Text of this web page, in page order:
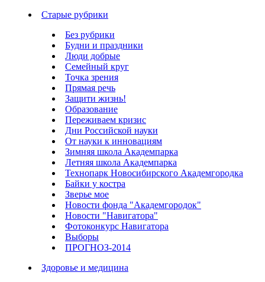
Старые рубрики
Без рубрики
Будни и праздники
Люди добрые
Семейный круг
Точка зрения
Прямая речь
Защити жизнь!
Образование
Переживаем кризис
Дни Российской науки
От науки к инновациям
Зимняя школа Академпарка
Летняя школа Академпарка
Технопарк Новосибирского Академгородка
Байки у костра
Зверье мое
Новости фонда "Академгородок"
Новости "Навигатора"
Фотоконкурс Навигатора
Выборы
ПРОГНОЗ-2014
Здоровье и медицина